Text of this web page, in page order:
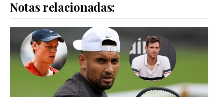
Notas relacionadas: